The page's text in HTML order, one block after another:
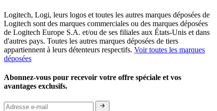
Logitech, Logi, leurs logos et toutes les autres marques déposées de
Logitech sont des marques commerciales ou des marques déposées
de Logitech Europe S.A. et/ou de ses filiales aux États-Unis et dans
d'autres pays. Toutes les autres marques déposées de tiers
appartiennent à leurs détenteurs respectifs. Voir toutes les marques
déposées
Abonnez-vous pour recevoir votre offre spéciale et vos
avantages exclusifs.